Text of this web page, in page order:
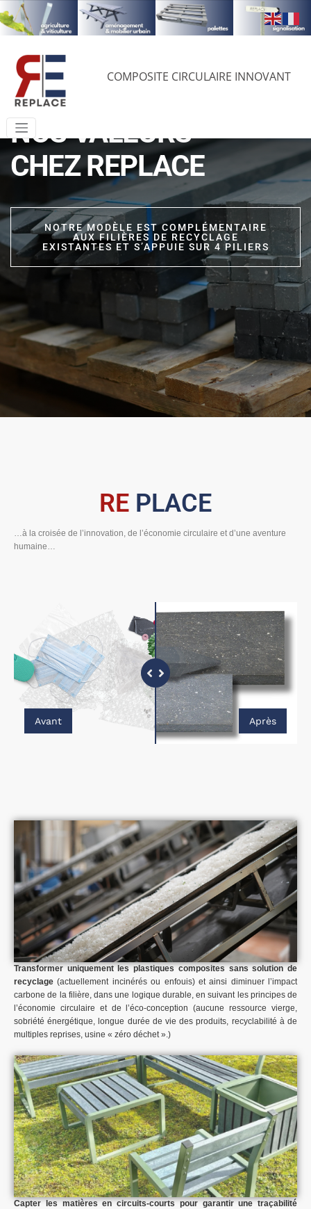
COMPOSITE CIRCULAIRE INNOVANT
NOS VALEURS
CHEZ REPLACE
NOTRE MODÈLE EST COMPLÉMENTAIRE
AUX FILIÈRES DE RECYCLAGE
EXISTANTES ET S’APPUIE SUR 4 PILIERS
RE PLACE
…à la croisée de l’innovation, de l’économie circulaire et d’une aventure
humaine…
Avant Après
Transformer uniquement les plastiques composites sans solution de
recyclage (actuellement incinérés ou enfouis) et ainsi diminuer l’impact
carbone de la filière, dans une logique durable, en suivant les principes de
l’économie circulaire et de l’éco-conception (aucune ressource vierge,
sobriété énergétique, longue durée de vie des produits, recyclabilité à de
multiples reprises, usine « zéro déchet ».)
Capter les matières en circuits-courts pour garantir une traçabilité